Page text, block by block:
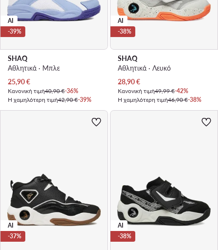
AI
-39%
SHAQ
Αθλητικά · Μπλε
Τρέχουσα τιμή
25,90€
Κανονική τιμή40,90 €-36%
Η χαμηλότερη τιμή42,90 €-39%
AI
-38%
SHAQ
Αθλητικά · Λευκό
Τρέχουσα τιμή
28,90€
Κανονική τιμή49,99 €-42%
Η χαμηλότερη τιμή46,90 €-38%
AI
-37%
AI
-38%